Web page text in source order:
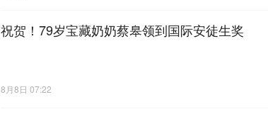
祝贺！79岁宝藏奶奶蔡皋领到国际安徒生奖
8月8日 07:22